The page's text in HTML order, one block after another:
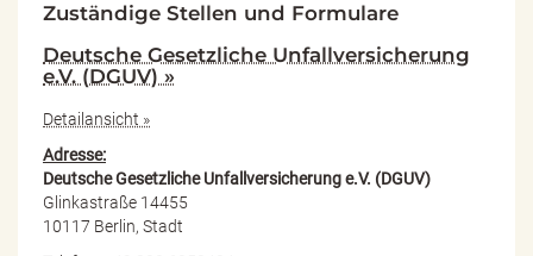
Zuständige Stellen und Formulare
Deutsche Gesetzliche Unfallversicherung
e.V. (DGUV) »
Detailansicht »
Adresse:
Deutsche Gesetzliche Unfallversicherung e.V. (DGUV)
Glinkastraße 14455
10117 Berlin, Stadt